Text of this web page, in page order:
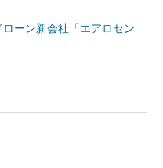
ローン新会社「エアロセン